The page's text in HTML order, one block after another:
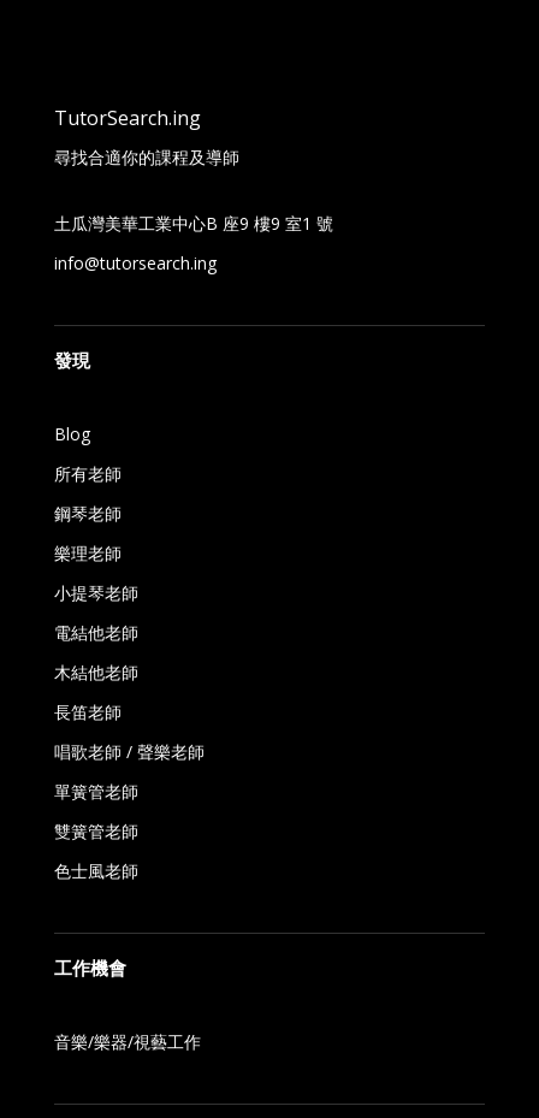
TutorSearch.ing
尋找合適你的課程及導師
土瓜灣美華工業中心B 座9 樓9 室1 號
info@tutorsearch.ing
發現
Blog
所有老師
鋼琴老師
樂理老師
小提琴老師
電結他老師
木結他老師
長笛老師
唱歌老師 / 聲樂老師
單簧管老師
雙簧管老師
色士風老師
工作機會
音樂/樂器/視藝工作